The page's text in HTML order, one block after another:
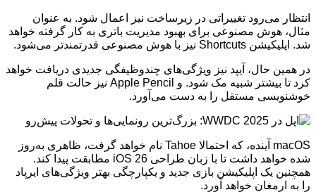
انتظار می‌رود تغییراتی در زیرساخت نیز اعمال شود. به عنوان
مثال، هوش مصنوعی برای بهبود مدیریت باتری به کار گرفته خواهد
شد. اپلیکیشن Shortcuts نیز با هوش مصنوعی قدرتمندتر می‌شود.
در همین حال، آیپد نیز ویژگی‌های چندوظیفگی جدیدی دریافت خواهد
کرد تا بیشتر شبیه مک شود. و Apple Pencil نیز حالت قلم
خوشنویسی مستقل را به دست می‌آورد.
macOS آینده، که احتمالا Tahoe نام خواهد گرفت، ظاهری به‌روز
شده خواهد داشت تا با زبان طراحی iOS 26 مطابقت پیدا کند.
همچنین یک اپلیکیشن بازی جدید و یکپارچگی بهتر ویژگی‌های ایرپاد
را به ارمغان خواهد آورد.